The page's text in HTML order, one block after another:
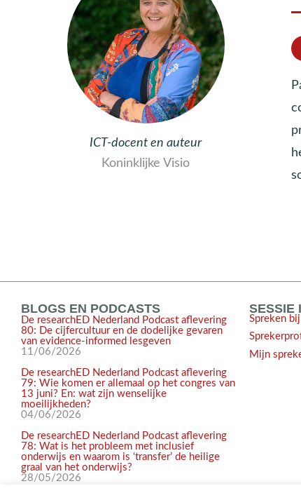
ICT-docent en auteur
Koninklijke Visio
BLOGS EN PODCASTS
De researchED Nederland Podcast aflevering
80: De cijfercultuur en de dodelijke gevaren
van evidence-informed lesgeven
11/06/2026
De researchED Nederland Podcast aflevering
79: Wie komen er allemaal op het congres van
13 juni? En: wat zijn wenselijke
moeilijkheden?
04/06/2026
De researchED Nederland Podcast aflevering
78: Wat is het probleem met inclusief
onderwijs en waarom is ‘transfer’ de heilige
graal van het onderwijs?
28/05/2026
SESSIE
Spreken
Mijn